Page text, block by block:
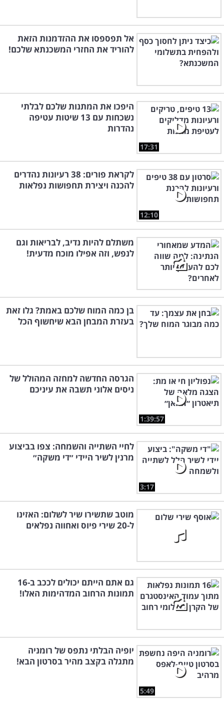
אל תפספסו את ההזדמנות הזאת
להוריד את החזרי המשכנתא שלכם!
17:31
היפכו את המתנות שלכם לבלתי
נשכחות עם 13 שיטות עטיפה
נהדרות
12:10
לקראת פורים: 38 רעיונות נהדרים
להכנה ויצירת תחפושות נפלאות
משתלם להיות נדיב, לבריאות וגם
לנפש, וזה אפילו מוכח מדעית!
בן כמה המוח שלכם באמת? גלו זאת
בעזרת המבחן הבא שיחשוף הכל
1:39:57
הגרסה החדשה למחזה המהולל של
ניסים אלוני תשבה את עיניכם
3:17
לחיי השתייה והשמחה: צפו בביצוע
מרנין לשיר היידי ״די משקה״
מוטב שתשירו שיר לשלום: האזינו
ל-20 שירי פיוס ואחווה נפלאים
גם אתם הייתם יכולים לככב ב-16
תמונות הרחוב המדהימות האלו!
5:49
יופיה הבלתי נתפס של רומניה
מתגלה בקצב מהיר בסרטון הבא!